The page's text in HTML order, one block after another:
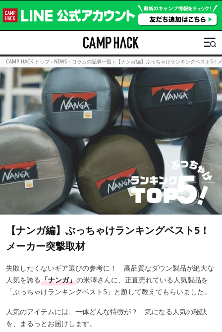
CAMP HACK トップ › NEWS・コラムの記事一覧 › 【ナンガ編】ぶっちゃけランキングベスト5！
【ナンガ編】ぶっちゃけランキングベスト5！
メーカー突撃取材
失敗したくないギア選びの参考に！ 高品質なダウン製品が絶大な
人気を誇る「ナンガ」の米澤さんに、正直売れている人気製品を
「ぶっちゃけランキングベスト5」と題して教えてもらいました。
人気のアイテムには、一体どんな特徴が？ 気になる人気の秘訣
を、まるっとお届けします。